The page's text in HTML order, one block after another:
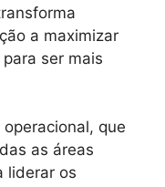
a maximizar
ser mais
que
as áreas
liderar os